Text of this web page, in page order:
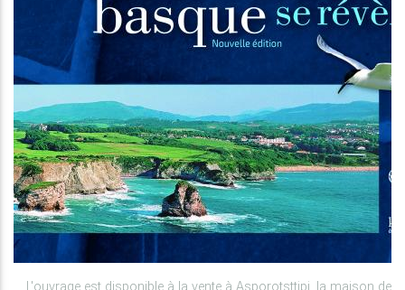
L'ouvrage est disponible à la vente à Asporotsttipi, la maison de